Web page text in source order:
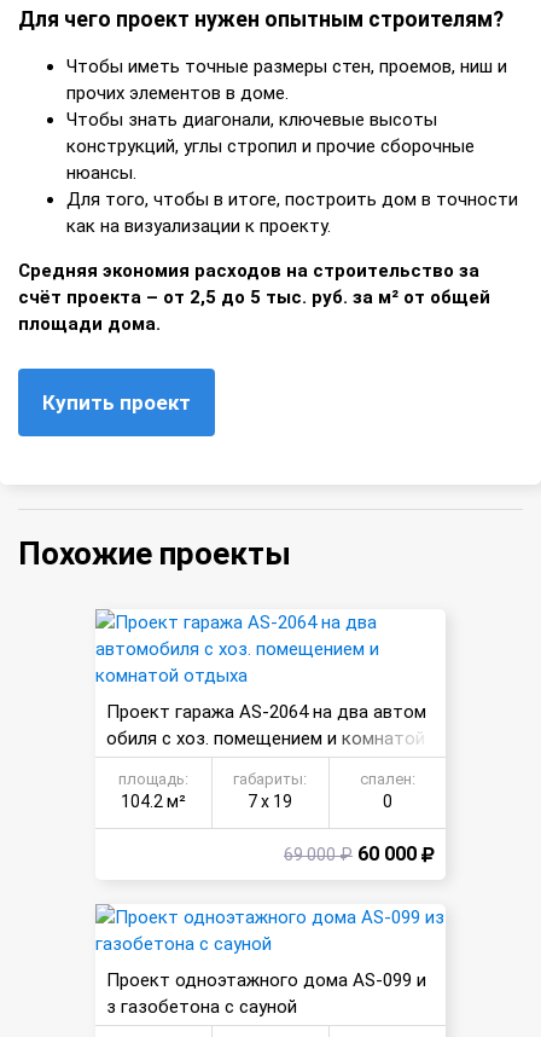
Для чего проект нужен опытным строителям?
Чтобы иметь точные размеры стен, проемов, ниш и
прочих элементов в доме.
Чтобы знать диагонали, ключевые высоты
конструкций, углы стропил и прочие сборочные
нюансы.
Для того, чтобы в итоге, построить дом в точности
как на визуализации к проекту.
Средняя экономия расходов на строительство за
счёт проекта – от 2,5 до 5 тыс. руб. за м² от общей
площади дома.
Купить проект
Похожие проекты
Проект гаража AS-2064 на два автом
обиля с хоз. помещением и комнатой
отдыха
площадь:
104.2 м²
габариты:
7 х 19
спален:
0
69 000 ₽ 60 000
Проект одноэтажного дома AS-099 и
з газобетона с сауной